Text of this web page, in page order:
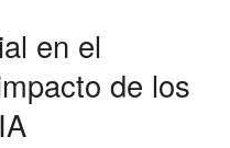
en el
de los